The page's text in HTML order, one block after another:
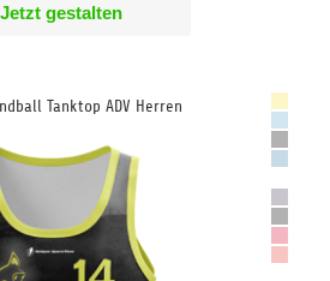
Jetzt gestalten
Tanktop ADV Herren